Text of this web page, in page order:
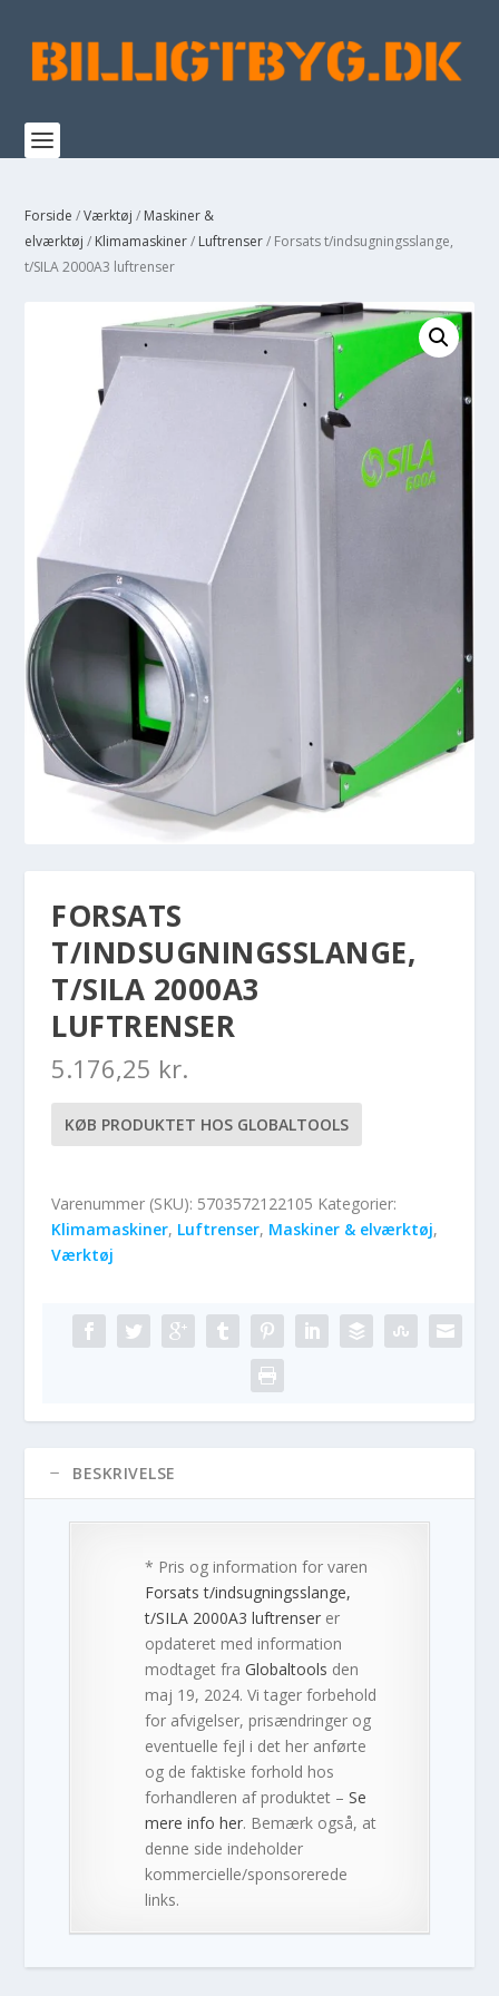
Forside /Værktøj / Maskiner &
elværktøj / Klimamaskiner/ Luftrenser/ Forsats t/indsugningsslange,
t/SILA 2000A3 luftrenser
FORSATS
T/INDSUGNINGSSLANGE,
T/SILA 2000A3
LUFTRENSER
5.176,25 kr.
KØB PRODUKTET HOS GLOBALTOOLS
Varenummer (SKU): 5703572122105 Kategorier:
Klimamaskiner, Luftrenser, Maskiner & elværktøj,
Værktøj
BESKRIVELSE
* Pris og information for varen
Forsats t/indsugningsslange,
t/SILA 2000A3 luftrenser er
opdateret med information
modtaget fraGlobaltools den
maj 19, 2024. Vi tager forbehold
for afvigelser, prisændringer og
eventuelle fejl i det her anførte
og de faktiske forhold hos
forhandleren af produktet –Se
mere info her. Bemærk også, at
denne side indeholder
kommercielle/sponsorerede
links.